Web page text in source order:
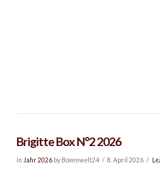
Brigitte Box N°2 2026
In Jahr 2026by Boxenwelt24 8. April 2026